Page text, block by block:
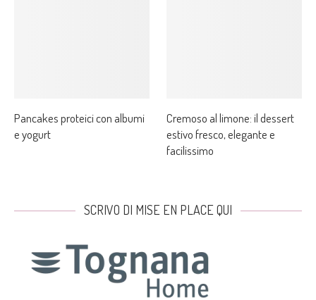
Pancakes proteici con albumi
e yogurt
Cremoso al limone: il dessert
estivo fresco, elegante e
facilissimo
SCRIVO DI MISE EN PLACE QUI